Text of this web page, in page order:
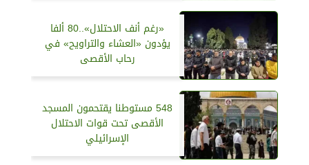
«رغم أنف الاحتلال»..80 ألفا
يؤدون «العشاء والتراويح» في
رحاب الأقصى
548 مستوطنا يقتحمون المسجد
الأقصى تحت قوات الاحتلال
الإسرائيلي